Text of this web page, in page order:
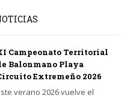
Campeonato Territorial
Balonmano Playa
Extremeño 2026
verano 2026 vuelve el